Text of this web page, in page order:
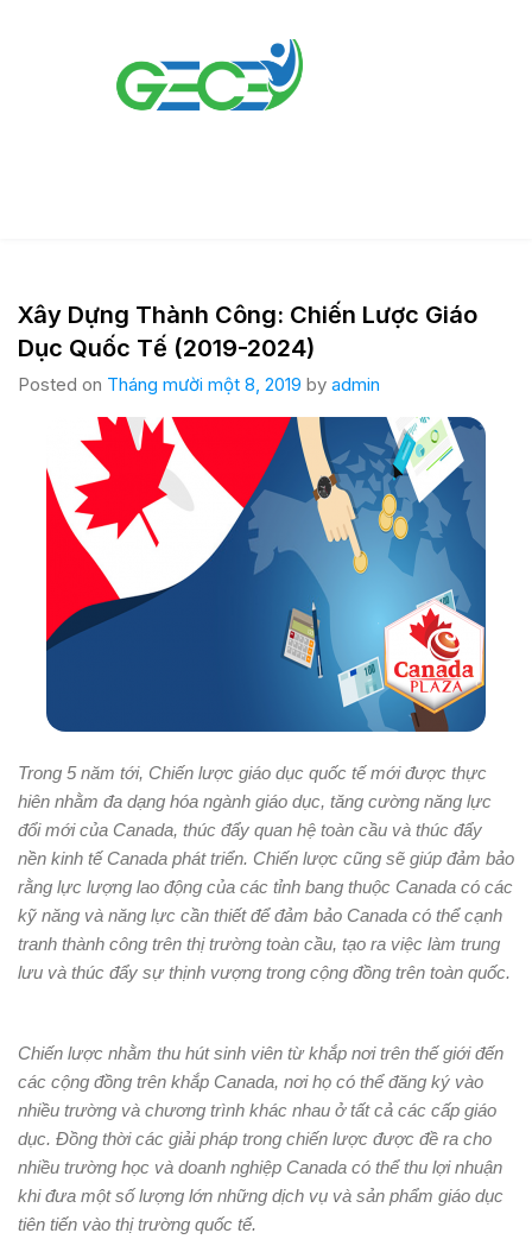
Xây Dựng Thành Công: Chiến Lược Giáo
Dục Quốc Tế (2019-2024)
Posted on Tháng mười một 8, 2019 by admin
Trong 5 năm tới, Chiến lược giáo dục quốc tế mới được thực
hiên nhằm đa dạng hóa ngành giáo dục, tăng cường năng lực
đổi mới của Canada, thúc đẩy quan hệ toàn cầu và thúc đẩy
nền kinh tế Canada phát triển. Chiến lược cũng sẽ giúp đảm bảo
rằng lực lượng lao động của các tỉnh bang thuộc Canada có các
kỹ năng và năng lực cần thiết để đảm bảo Canada có thể cạnh
tranh thành công trên thị trường toàn cầu, tạo ra việc làm trung
lưu và thúc đẩy sự thịnh vượng trong cộng đồng trên toàn quốc.
Chiến lược nhằm thu hút sinh viên từ khắp nơi trên thế giới đến
các cộng đồng trên khắp Canada, nơi họ có thể đăng ký vào
nhiều trường và chương trình khác nhau ở tất cả các cấp giáo
dục. Đồng thời các giải pháp trong chiến lược được đề ra cho
nhiều trường học và doanh nghiệp Canada có thể thu lợi nhuận
khi đưa một số lượng lớn những dịch vụ và sản phẩm giáo dục
tiên tiến vào thị trường quốc tế.